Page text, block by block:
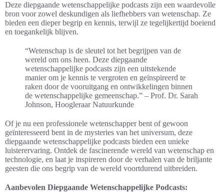
Deze diepgaande wetenschappelijke podcasts zijn een waardevolle
bron voor zowel deskundigen als liefhebbers van wetenschap. Ze
bieden een dieper begrip en kennis, terwijl ze tegelijkertijd boeiend
en toegankelijk blijven.
“Wetenschap is de sleutel tot het begrijpen van de
wereld om ons heen. Deze diepgaande
wetenschappelijke podcasts zijn een uitstekende
manier om je kennis te vergroten en geïnspireerd te
raken door de vooruitgang en ontwikkelingen binnen
de wetenschappelijke gemeenschap.” – Prof. Dr. Sarah
Johnson, Hoogleraar Natuurkunde
Of je nu een professionele wetenschapper bent of gewoon
geïnteresseerd bent in de mysteries van het universum, deze
diepgaande wetenschappelijke podcasts bieden een unieke
luisterervaring. Ontdek de fascinerende wereld van wetenschap en
technologie, en laat je inspireren door de verhalen van de briljante
geesten die ons begrip van de wereld voortdurend uitbreiden.
Aanbevolen Diepgaande Wetenschappelijke Podcasts: